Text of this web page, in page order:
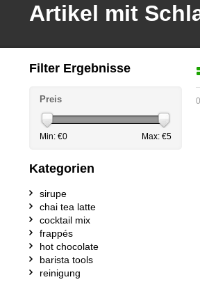
Artikel mit
Filter Ergebnisse
Preis
Min: €0 Max: €5
Kategorien
sirupe
chai tea latte
cocktail mix
frappés
hot chocolate
barista tools
reinigung